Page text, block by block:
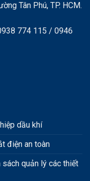
Tân Phú, TP. HCM.
774 115 / 0946
dầu khí
điện an toàn
sách quản lý các thiết